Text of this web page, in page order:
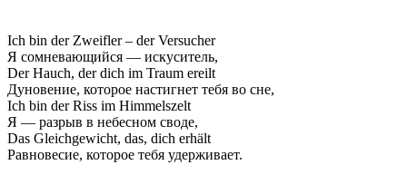
Ich bin der Zweifler – der Versucher
Я сомневающийся — искуситель,
Der Hauch, der dich im Traum ereilt
Дуновение, которое настигнет тебя во сне,
Ich bin der Riss im Himmelszelt
Я — разрыв в небесном своде,
Das Gleichgewicht, das, dich erhält
Равновесие, которое тебя удерживает.